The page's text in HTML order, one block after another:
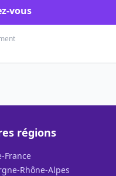
vous
régions
France
Rhône-Alpes